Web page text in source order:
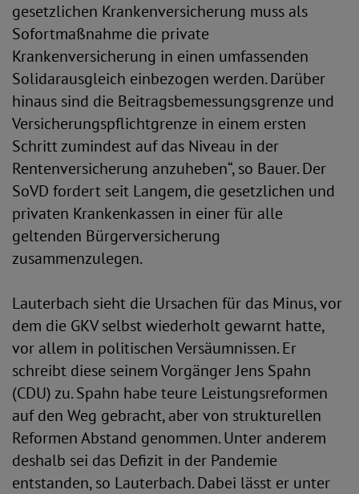
gesetzlichen Krankenversicherung muss als
Sofortmaßnahme die private
Krankenversicherung in einen umfassenden
Solidarausgleich einbezogen werden. Darüber
hinaus sind die Beitragsbemessungsgrenze und
Versicherungspflichtgrenze in einem ersten
Schritt zumindest auf das Niveau in der
Rentenversicherung anzuheben“, so Bauer. Der
SoVD fordert seit Langem, die gesetzlichen und
privaten Krankenkassen in einer für alle
geltenden Bürgerversicherung
zusammenzulegen.
Lauterbach sieht die Ursachen für das Minus, vor
dem die GKV selbst wiederholt gewarnt hatte,
vor allem in politischen Versäumnissen. Er
schreibt diese seinem Vorgänger Jens Spahn
(CDU) zu. Spahn habe teure Leistungsreformen
auf den Weg gebracht, aber von strukturellen
Reformen Abstand genommen. Unter anderem
deshalb sei das Defizit in der Pandemie
entstanden, so Lauterbach. Dabei lässt er unter